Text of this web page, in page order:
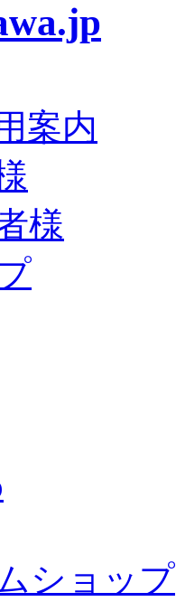
案内
様
ショップ